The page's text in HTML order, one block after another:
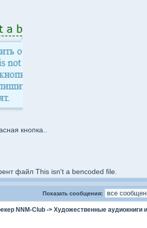
кнопка..
файл This isn't a bencoded file.
Показать сообщения:
NNM-Club-> Художественные аудиокниги